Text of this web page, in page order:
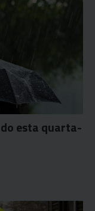
esta quarta-